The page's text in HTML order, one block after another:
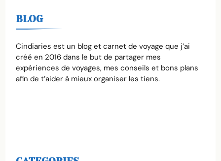
BLOG
Cindiaries est un blog et carnet de voyage que j’ai
créé en 2016 dans le but de partager mes
expériences de voyages, mes conseils et bons plans
afin de t’aider à mieux organiser les tiens.